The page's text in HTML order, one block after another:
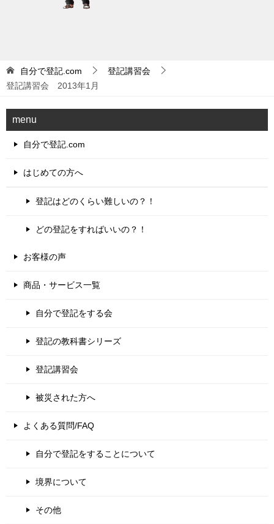
自分で登記.com
登記講習会
登記講習会 2013年1月
menu
自分で登記.com
はじめての方へ
登記はどのくらい難しいの？！
どの登記をすればいいの？！
お客様の声
商品・サービス一覧
自分で登記をする会
登記の教科書シリーズ
登記講習会
被災された方へ
よくある質問/FAQ
自分で登記をすることについて
境界について
その他